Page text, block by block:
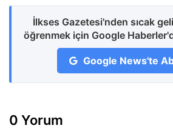
İlkses Gazetesi'nden sıcak
öğrenmek için Google
Google News'te
0 Yorum